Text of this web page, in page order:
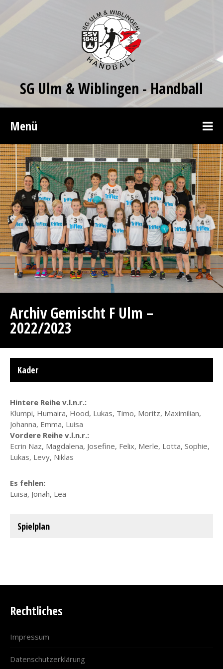
SG Ulm & Wiblingen - Handball
Menü
Archiv Gemischt F Ulm –
2022/2023
Kader
Hintere Reihe v.l.n.r.:
Klumpi, Humaira, Hood, Lukas, Timo, Moritz, Maximilian,
Johanna, Emma, Luisa
Vordere Reihe v.l.n.r.:
Ecrin Naz, Magdalena, Josefine, Felix, Merle, Lotta, Sophie,
Lukas, Levy, Niklas
Es fehlen:
Luisa, Jonah, Lea
Spielplan
Rechtliches
Impressum
Datenschutzerklärung